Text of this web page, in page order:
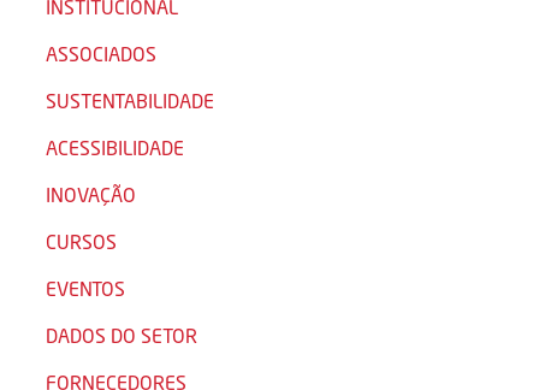
INSTITUCIONAL
ASSOCIADOS
SUSTENTABILIDADE
ACESSIBILIDADE
INOVAÇÃO
CURSOS
EVENTOS
DADOS DO SETOR
FORNECEDORES